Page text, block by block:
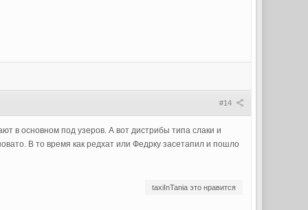
#14
в основном под узеров. А вот дистрибы типа слаки и
В то время как редхат или Федрку засетапил и пошло
taxiInTania это нравится